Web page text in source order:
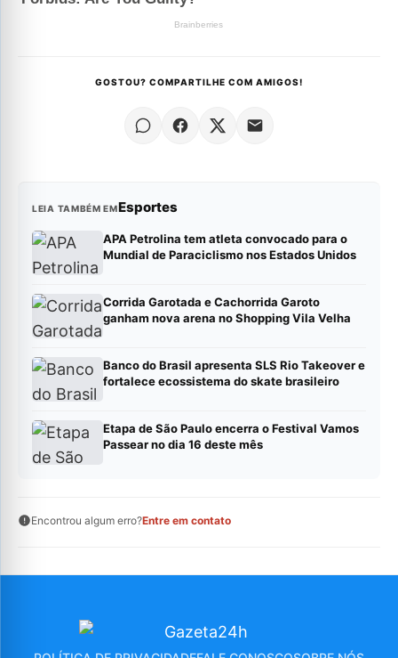
GOSTOU? COMPARTILHE COM AMIGOS!
LEIA TAMBÉM EMEsportes
APA Petrolina tem atleta convocado para o
Mundial de Paraciclismo nos Estados Unidos
Corrida Garotada e Cachorrida Garoto
ganham nova arena no Shopping Vila Velha
Banco do Brasil apresenta SLS Rio Takeover e
fortalece ecossistema do skate brasileiro
Etapa de São Paulo encerra o Festival Vamos
Passear no dia 16 deste mês
Encontrou algum erro?Entre em contato